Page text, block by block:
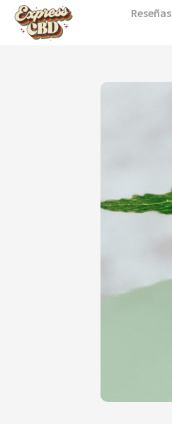
Skip